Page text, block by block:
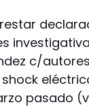
c/
pasado